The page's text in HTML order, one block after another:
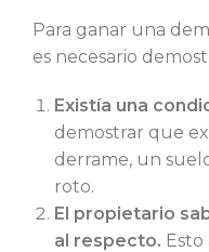
Para ganar una
es necesario
Existía una
demostrar que
derrame, un
roto.
El propietario
al respecto.